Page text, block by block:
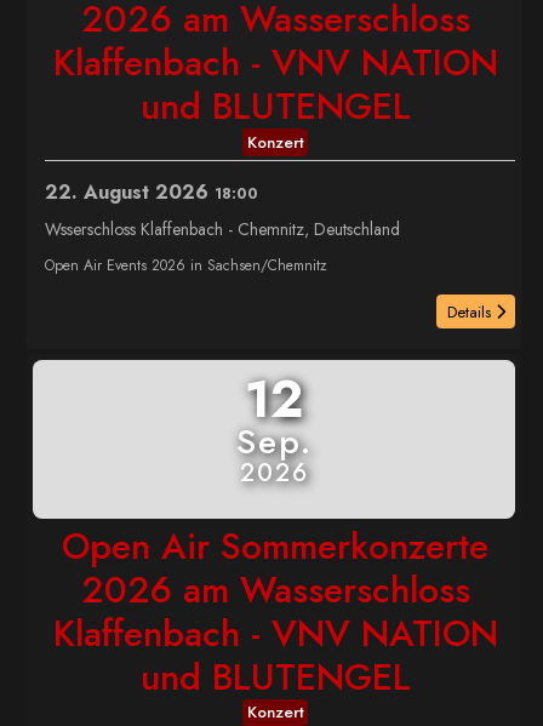
2026 am Wasserschloss
Klaffenbach - VNV NATION
und BLUTENGEL
Konzert
22. August 2026 18:00
Wsserschloss Klaffenbach - Chemnitz, Deutschland
Open Air Events 2026 in Sachsen/Chemnitz
Details
12
Sep.
2026
Open Air Sommerkonzerte
2026 am Wasserschloss
Klaffenbach - VNV NATION
und BLUTENGEL
Konzert